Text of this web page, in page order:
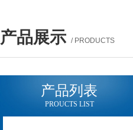
产品展示 / PRODUCTS
产品列表
PROUCTS LIST